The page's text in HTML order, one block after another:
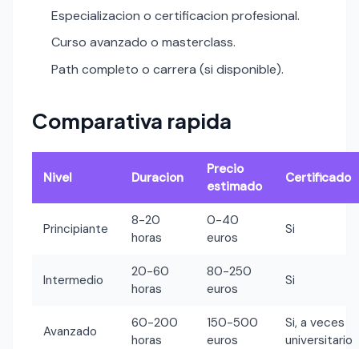
Especializacion o certificacion profesional.
Curso avanzado o masterclass.
Path completo o carrera (si disponible).
Comparativa rapida
Nivel Duracion
Precio
estimado
Certificado
Principiante
8-20
horas
0-40
euros
Si
Intermedio
20-60
horas
80-250
euros
Si
Avanzado
60-200
horas
150-500
euros
Si, a veces
universitario